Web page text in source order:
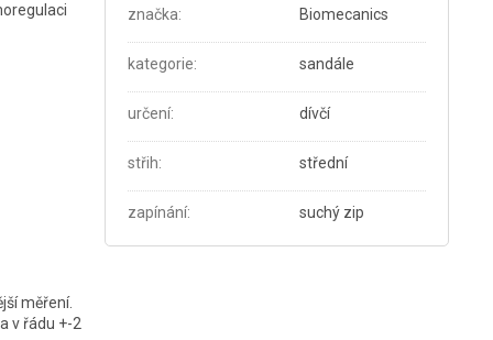
měření.
v řádu +-2
značka: Biomecanics
kategorie: sandále
určení: dívčí
střih: střední
zapínání: suchý zip